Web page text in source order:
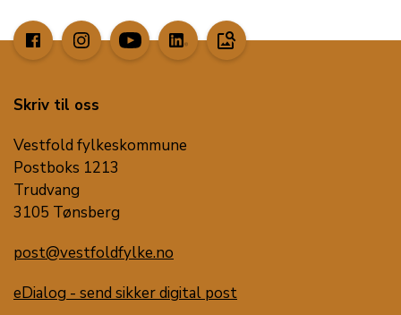
image_search
Skriv til oss
Vestfold fylkeskommune
Postboks 1213
Trudvang
3105 Tønsberg
post@vestfoldfylke.no
eDialog - send sikker digital post